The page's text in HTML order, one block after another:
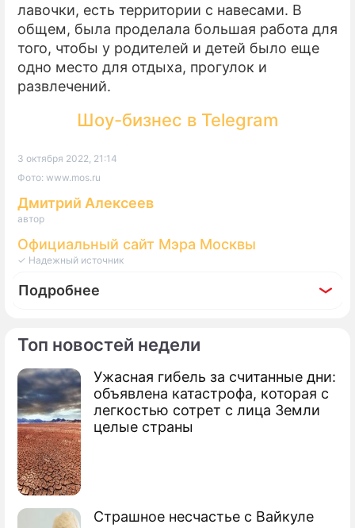
Топ новостей недели
Ужасная гибель за считанные дни:
объявлена катастрофа, которая с
легкостью сотрет с лица Земли
целые страны
Страшное несчастье с Вайкуле
лавочки, есть территории с навесами. В
общем, была проделала большая работа для
того, чтобы у родителей и детей было еще
одно место для отдыха, прогулок и
развлечений.
Шоу-бизнес в Telegram
3 октября 2022, 21:14
Фото: www.mos.ru
Дмитрий Алексеев
автор
Официальный сайт Мэра Москвы
✓ Надежный источник
Подробнее
По теме
В московском парке "Кусково" привели
в порядок Локасинский пруд
В сквере в Вешняках появится летний
кинотеатр